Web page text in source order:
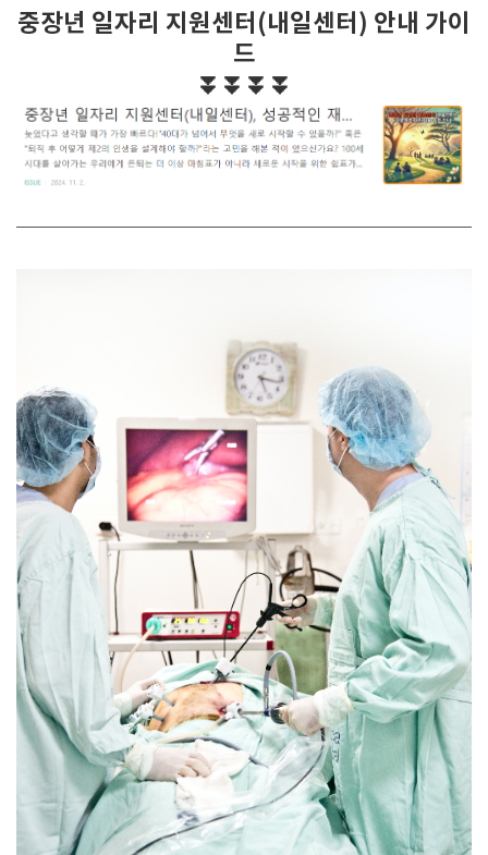
중장년 일자리 지원센터(내일센터) 안내 가이
드
⏬⏬⏬⏬